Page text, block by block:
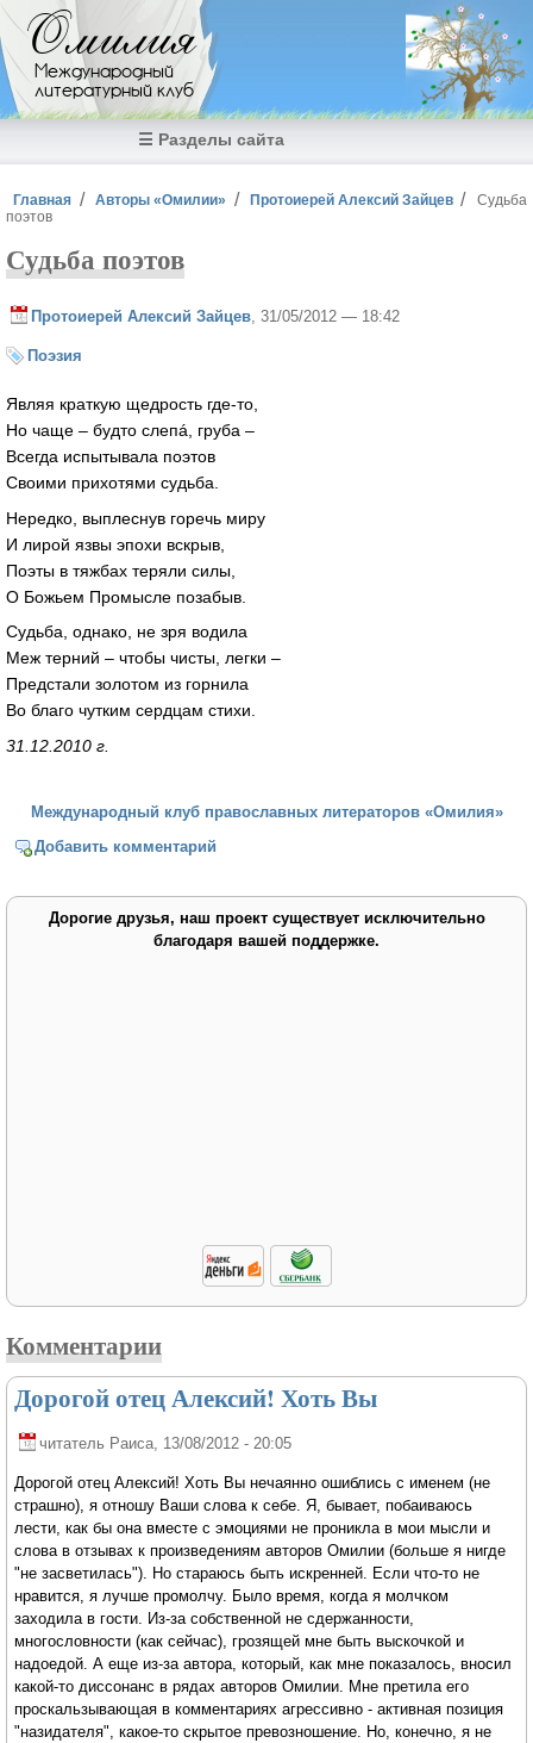
Перейти к основному содержанию
Омилия
Международный
литературный клуб
☰ Разделы сайта
Вы здесь
Главная Авторы «Омилии» Протоиерей Алексий Зайцев
Судьба
поэтов
Судьба поэтов
Протоиерей Алексий Зайцев , 31/05/2012 — 18:42
Поэзия
Являя краткую щедрость где-то,
Но чаще – будто слепá, груба –
Всегда испытывала поэтов
Своими прихотями судьба.
Нередко, выплеснув горечь миру
И лирой язвы эпохи вскрыв,
Поэты в тяжбах теряли силы,
О Божьем Промысле позабыв.
Судьба, однако, не зря водила
Меж терний – чтобы чисты, легки –
Предстали золотом из горнила
Во благо чутким сердцам стихи.
31.12.2010 г.
Международный клуб православных литераторов «Омилия»
Добавить комментарий
Дорогие друзья, наш проект существует исключительно
благодаря вашей поддержке.
Комментарии
Дорогой отец Алексий! Хоть Вы
читатель Раиса , 13/08/2012 - 20:05
Дорогой отец Алексий! Хоть Вы нечаянно ошиблись с именем (не
страшно), я отношу Ваши слова к себе. Я, бывает, побаиваюсь
лести, как бы она вместе с эмоциями не проникла в мои мысли и
слова в отзывах к произведениям авторов Омилии (больше я нигде
"не засветилась"). Но стараюсь быть искренней. Если что-то не
нравится, я лучше промолчу. Было время, когда я молчком
заходила в гости. Из-за собственной не сдержанности,
многословности (как сейчас), грозящей мне быть выскочкой и
надоедой. А еще из-за автора, который, как мне показалось, вносил
какой-то диссонанс в рядах авторов Омилии. Мне претила его
проскальзывающая в комментариях агрессивно - активная позиция
"назидателя", какое-то скрытое превозношение. Но, конечно, я не